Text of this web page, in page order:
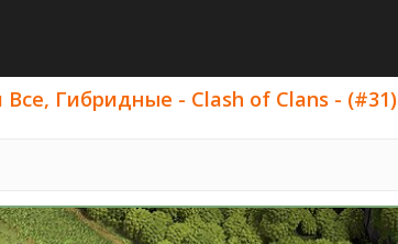
Гибридные - Clash of Clans - (#31)